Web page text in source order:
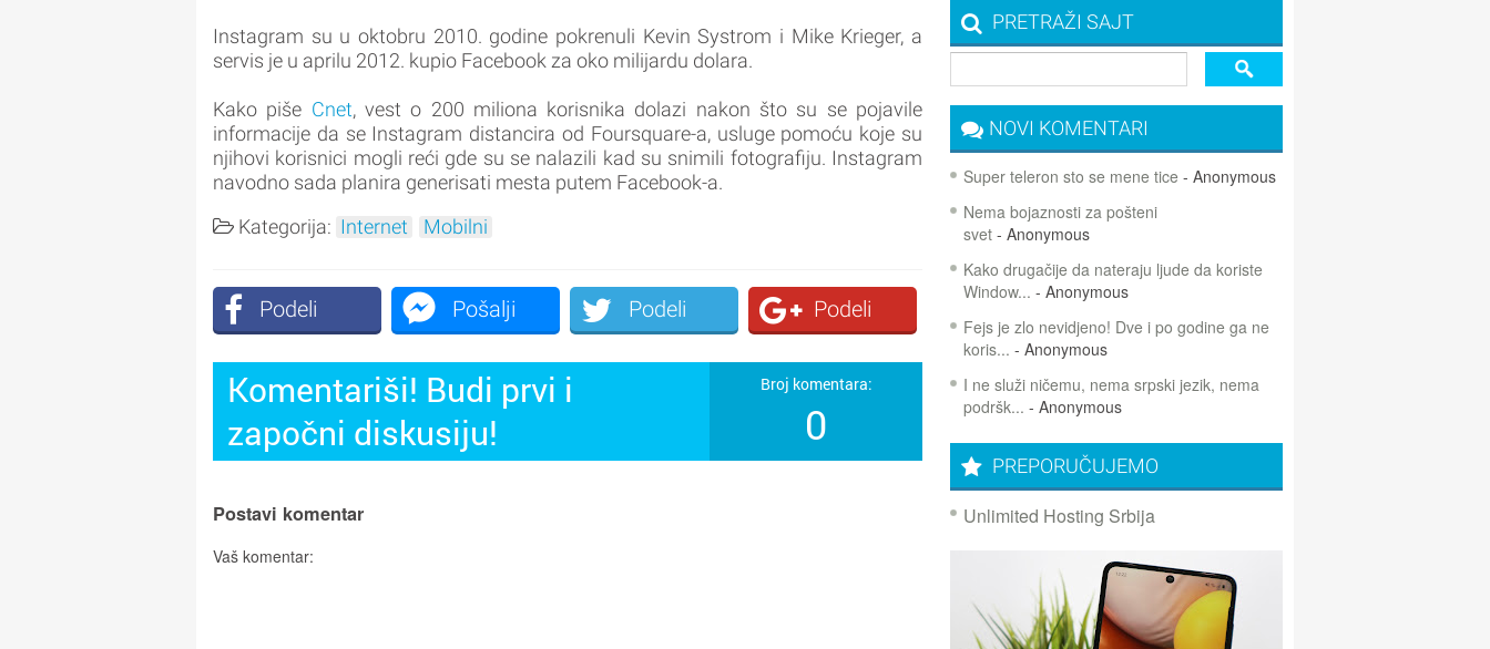
Instagram su u oktobru 2010. godine pokrenuli Kevin Systrom i Mike Krieger, a
servis je u aprilu 2012. kupio Facebook za oko milijardu dolara.
Kako piše Cnet, vest o 200 miliona korisnika dolazi nakon što su se pojavile
informacije da se Instagram distancira od Foursquare-a, usluge pomoću koje su
njihovi korisnici mogli reći gde su se nalazili kad su snimili fotografiju. Instagram
navodno sada planira generisati mesta putem Facebook-a.
Kategorija: Internet Mobilni
Podeli Pošalji Podeli Podeli
Komentariši! Budi prvi i
započni diskusiju!
Broj komentara:
0
Postavi komentar
Vaš komentar:
PRETRAŽI SAJT
NOVI KOMENTARI
Super teleron sto se mene tice - Anonymous
Nema bojaznosti za pošteni
svet - Anonymous
Kako drugačije da nateraju ljude da koriste
Window... - Anonymous
Fejs je zlo nevidjeno! Dve i po godine ga ne
koris... - Anonymous
I ne služi ničemu, nema srpski jezik, nema
podršk... - Anonymous
PREPORUČUJEMO
Unlimited Hosting Srbija